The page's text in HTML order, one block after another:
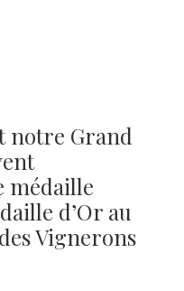
notre Grand
médaille
d’Or au
Vignerons